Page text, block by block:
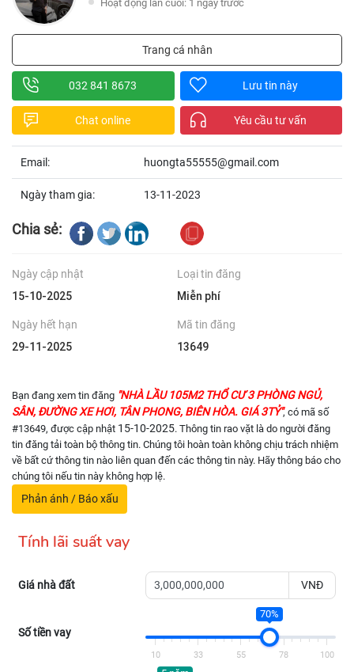
Hoạt động lần cuối: 1 ngày trước
Trang cá nhân
032 841 8673 Lưu tin này
Chat online Yêu cầu tư vấn
Email: huongta55555@gmail.com
Ngày tham gia: 13-11-2023
Chia sẻ:
Ngày cập nhật
15-10-2025
Loại tin đăng
Miễn phí
Ngày hết hạn
29-11-2025
Mã tin đăng
13649
Bạn đang xem tin đăng "NHÀ LẦU 105M2 THỔ CƯ 3 PHÒNG NGỦ,
SÂN, ĐƯỜNG XE HƠI, TÂN PHONG, BIÊN HÒA. GIÁ 3TỶ", có mã số
#13649, được cập nhật 15-10-2025. Thông tin rao vặt là do người đăng
tin đăng tải toàn bộ thông tin. Chúng tôi hoàn toàn không chịu trách nhiệm
về bất cứ thông tin nào liên quan đến các thông tin này. Hãy thông báo cho
chúng tôi nếu tin này không hợp lệ.
Phản ánh / Báo xấu
Tính lãi suất vay
Giá nhà đất VNĐ
Số tiền vay
70%
10 33 55 78 100